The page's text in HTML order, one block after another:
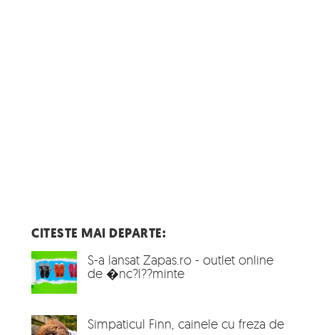
CITESTE MAI DEPARTE:
S-a lansat Zapas.ro - outlet online
de �nc?l??minte
Simpaticul Finn, cainele cu freza de